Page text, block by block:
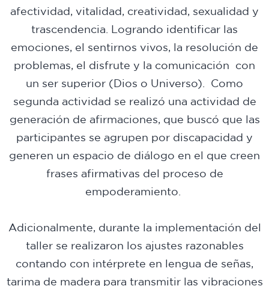
afectividad, vitalidad, creatividad, sexualidad y
trascendencia. Logrando identificar las
emociones, el sentirnos vivos, la resolución de
problemas, el disfrute y la comunicación con
un ser superior (Dios o Universo). Como
segunda actividad se realizó una actividad de
generación de afirmaciones, que buscó que las
participantes se agrupen por discapacidad y
generen un espacio de diálogo en el que creen
frases afirmativas del proceso de
empoderamiento.
Adicionalmente, durante la implementación del
taller se realizaron los ajustes razonables
contando con intérprete en lengua de señas,
tarima de madera para transmitir las vibraciones